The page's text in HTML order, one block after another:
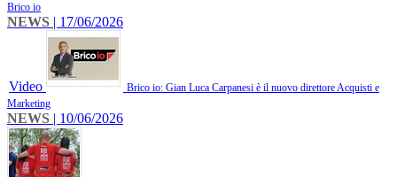
Brico io
NEWS | 17/06/2026
Video
Brico io: Gian Luca Carpanesi è il nuovo direttore Acquisti e
Marketing
NEWS | 10/06/2026